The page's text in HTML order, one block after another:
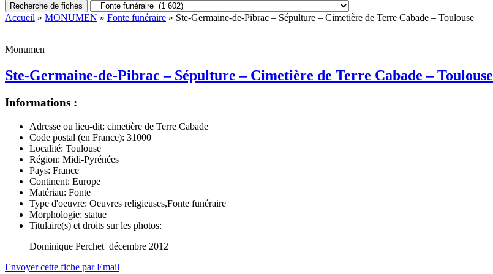
Recherche de fiches
Accueil » MONUMEN » Fonte funéraire » Ste-Germaine-de-Pibrac – Sépulture – Cimetière de Terre Cabade – Toulouse
Monumen
Ste-Germaine-de-Pibrac – Sépulture – Cimetière de Terre Cabade – Toulouse
Informations :
Adresse ou lieu-dit: cimetière de Terre Cabade
Code postal (en France): 31000
Localité: Toulouse
Région: Midi-Pyrénées
Pays: France
Continent: Europe
Matériau: Fonte
Type d'oeuvre: Oeuvres religieuses,Fonte funéraire
Morphologie: statue
Titulaire(s) et droits sur les photos:
Dominique Perchet décembre 2012
Envoyer cette fiche par Email